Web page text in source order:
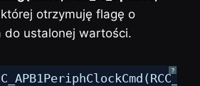
otrzymuję flagę o
do ustalonej wartości.
?